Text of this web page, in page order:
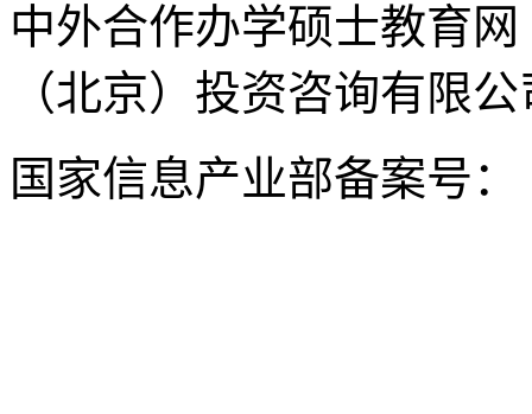
中外合作办学硕士教育网
（北京）投资咨询有限
国家信息产业部备案号：